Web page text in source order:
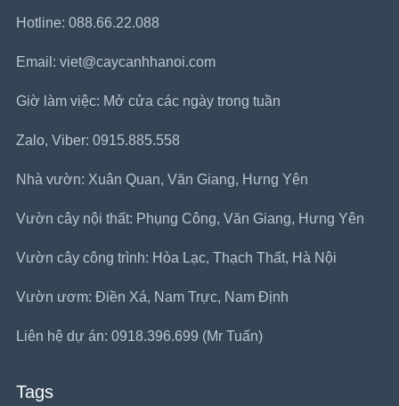
Hotline: 088.66.22.088
Email: viet@caycanhhanoi.com
Giờ làm việc: Mở cửa các ngày trong tuần
Zalo, Viber: 0915.885.558
Nhà vườn: Xuân Quan, Văn Giang, Hưng Yên
Vườn cây nội thất: Phụng Công, Văn Giang, Hưng Yên
Vườn cây công trình: Hòa Lạc, Thạch Thất, Hà Nội
Vườn ươm: Điền Xá, Nam Trực, Nam Định
Liên hệ dự án: 0918.396.699 (Mr Tuấn)
Tags